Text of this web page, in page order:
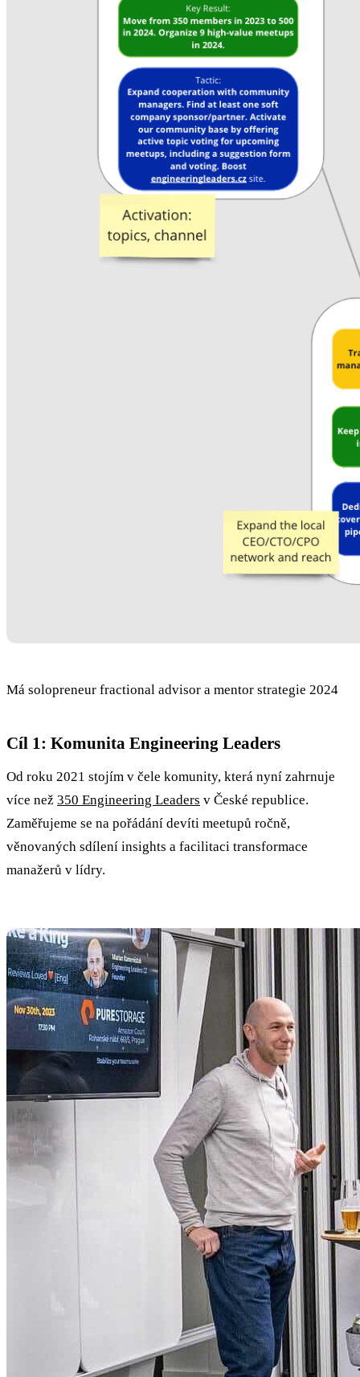
Má solopreneur fractional advisor a mentor strategie 2024
Cíl 1: Komunita Engineering Leaders
Od roku 2021 stojím v čele komunity, která nyní zahrnuje
více než 350 Engineering Leaders v České republice.
Zaměřujeme se na pořádání devíti meetupů ročně,
věnovaných sdílení insights a facilitaci transformace
manažerů v lídry.